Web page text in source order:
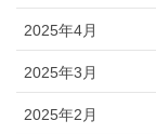
2025年4月
2025年3月
2025年2月